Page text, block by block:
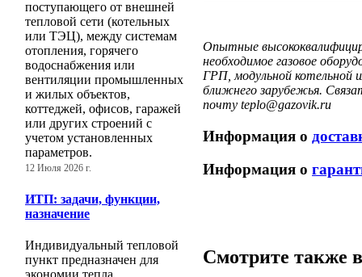
поступающего от внешней
тепловой сети (котельных
или ТЭЦ), между системам
отопления, горячего
водоснабжения или
вентиляции промышленных
и жилых объектов,
коттеджей, офисов, гаражей
или других строений с
учетом установленных
параметров.
12 Июля 2026 г.
ИТП: задачи, функции,
назначение
Индивидуальный тепловой
пункт предназначен для
экономии тепла,
Опытные
необходимое газовое
ГРП, модульной котельной
ближнего зарубежья.
почту teplo@gazovik.ru
Информация о
Информация о
Смотрите также